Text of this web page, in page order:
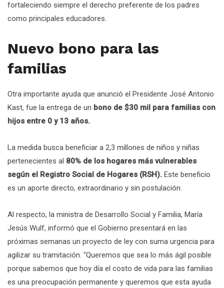
fortaleciendo siempre el derecho preferente de los padres
como principales educadores.
Nuevo bono para las
familias
Otra importante ayuda que anunció el Presidente José Antonio
Kast, fue la entrega de un bono de $30 mil para familias con
hijos entre 0 y 13 años.
La medida busca beneficiar a 2,3 millones de niños y niñas
pertenecientes al 80% de los hogares más vulnerables
según el Registro Social de Hogares (RSH). Este beneficio
es un aporte directo, extraordinario y sin postulación.
Al respecto, la ministra de Desarrollo Social y Familia, María
Jesús Wulf, informó que el Gobierno presentará en las
próximas semanas un proyecto de ley con suma urgencia para
agilizar su tramitación. “Queremos que sea lo más ágil posible
porque sabemos que hoy día el costo de vida para las familias
es una preocupación permanente y queremos que esta ayuda